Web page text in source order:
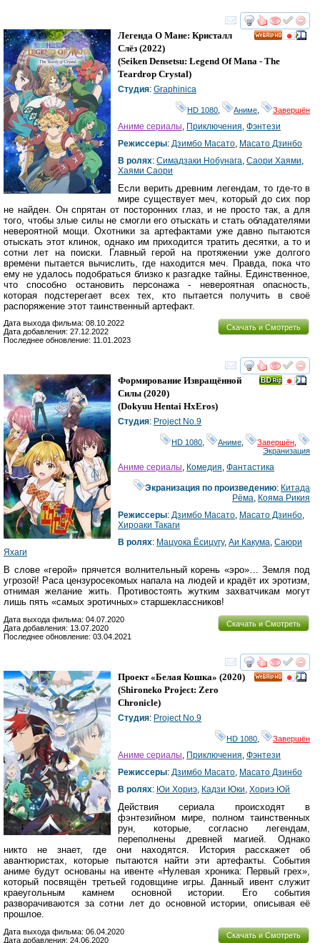
смотреть
Легенда О Мане: Кристалл
Слёз (2022)
(Seiken Densetsu: Legend Of Mana - The
Teardrop Crystal)
Студия: Graphinica
HD 1080 Аниме Завершён
Аниме сериалы Приключения Фэнтези
Режиссеры: Дзимбо Масато Масато Дзинбо
В ролях: Симадзаки Нобунага Саори Хаями
Хаями Саори
Если верить древним легендам, то где-то в
мире существует меч, который до сих пор
не найден. Он спрятан от посторонних глаз, и не просто так, а для
того, чтобы злые силы не смогли его отыскать и стать обладателями
невероятной мощи. Охотники за артефактами уже давно пытаются
отыскать этот клинок, однако им приходится тратить десятки, а то и
сотни лет на поиски. Главный герой на протяжении уже долгого
времени пытается вычислить, где находится меч. Правда, пока что
ему не удалось подобраться близко к разгадке тайны. Единственное,
что способно остановить персонажа - невероятная опасность,
которая подстерегает всех тех, кто пытается получить в своё
распоряжение этот таинственный артефакт.
Скачать и Смотреть
Дата выхода фильма: 08.10.2022
Дата добавления: 27.12.2022
Последнее обновление: 11.01.2023
смотреть
Формирование Извращённой
Силы (2020)
(Dokyuu Hentai HxEros)
Студия: Project No.9
HD 1080, Аниме, Завершён,
Экранизация
Аниме сериалы, Комедия, Фантастика
Экранизация по произведению: Китада
Рёма, Кояма Рикия
Режиссеры: Дзимбо Масато, Масато Дзинбо,
Хироаки Такаги
В ролях: Мацуока Ёсицугу, Аи Какума, Саюри
Яхаги
В слове «герой» прячется волнительный корень «эро»… Земля под
угрозой! Раса цензуросекомых напала на людей и крадёт их эротизм,
отнимая желание жить. Противостоять жутким захватчикам могут
лишь пять «самых эротичных» старшеклассников!
Скачать и Смотреть
Дата выхода фильма: 04.07.2020
Дата добавления: 13.07.2020
Последнее обновление: 03.04.2021
смотреть
Проект «Белая Кошка» (2020)
(Shironeko Project: Zero
Chronicle)
Студия: Project No.9
HD 1080 Завершён
Аниме сериалы, Приключения, Фэнтези
Режиссеры: Дзимбо Масато, Масато Дзинбо
В ролях: Юи Хориэ, Кадзи Юки, Хориэ Юй
Действия сериала происходят в
фэнтезийном мире, полном таинственных
рун, которые, согласно легендам,
переполнены древней магией. Однако
никто не знает, где они находятся. История расскажет об
авантюристах, которые пытаются найти эти артефакты. События
аниме будут основаны на ивенте «Нулевая хроника: Первый грех»,
который посвящён третьей годовщине игры. Данный ивент служит
краеугольным камнем основной истории. Его события
разворачиваются за сотни лет до основной истории, описывая её
прошлое.
Скачать и Смотреть
Дата выхода фильма: 06.04.2020
Дата добавления: 24.06.2020